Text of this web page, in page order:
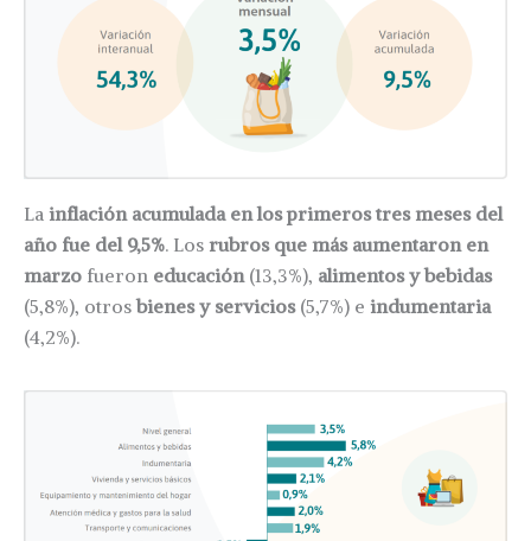
La inflación acumulada en los primeros tres meses del
año fue del 9,5%. Los rubros que más aumentaron en
marzo fueron educación (13,3%), alimentos y bebidas
(5,8%), otrosbienes y servicios(5,7%) e indumentaria
(4,2%).